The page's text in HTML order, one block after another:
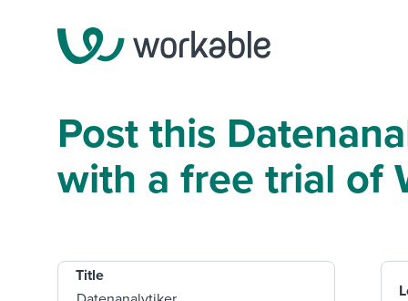
Post this
with a free trial of
Title